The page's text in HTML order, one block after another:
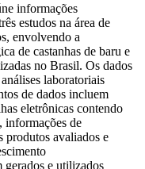
informações
estudos na área de
envolvendo a
de castanhas de baru e
no Brasil. Os dados
laboratoriais
de dados incluem
eletrônicas contendo
informações de
produtos avaliados e
e utilizados